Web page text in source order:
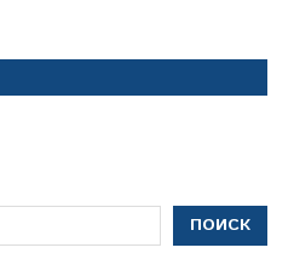
ПОИСК